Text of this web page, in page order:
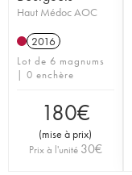
Haut Médoc AOC
2016
Lot de 6 magnums
| 0 enchère
180€
(mise à prix)
Prix à l'unité 30€